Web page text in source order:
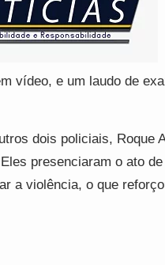
vídeo, e um laudo de
dois policiais, Roque
presenciaram o ato
a violência, o que